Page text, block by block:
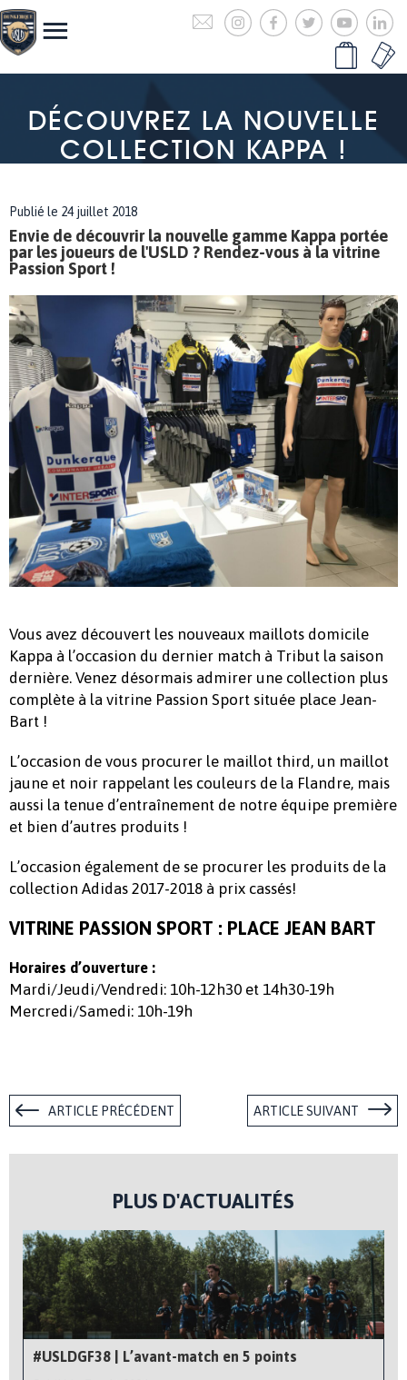
DÉCOUVREZ LA NOUVELLE
COLLECTION KAPPA !
Publié le 24 juillet 2018
Envie de découvrir la nouvelle gamme Kappa portée
par les joueurs de l'USLD ? Rendez-vous à la vitrine
Passion Sport !
Vous avez découvert les nouveaux maillots domicile
Kappa à l’occasion du dernier match à Tribut la saison
dernière. Venez désormais admirer une collection plus
complète à la vitrine Passion Sport située place Jean-
Bart !
L’occasion de vous procurer le maillot third, un maillot
jaune et noir rappelant les couleurs de la Flandre, mais
aussi la tenue d’entraînement de notre équipe première
et bien d’autres produits !
L’occasion également de se procurer les produits de la
collection Adidas 2017-2018 à prix cassés!
VITRINE PASSION SPORT : PLACE JEAN BART
Horaires d’ouverture :
Mardi/Jeudi/Vendredi: 10h-12h30 et 14h30-19h
Mercredi/Samedi: 10h-19h
ARTICLE PRÉCÉDENT ARTICLE SUIVANT
PLUS D'ACTUALITÉS
#USLDGF38 | L’avant-match en 5 points